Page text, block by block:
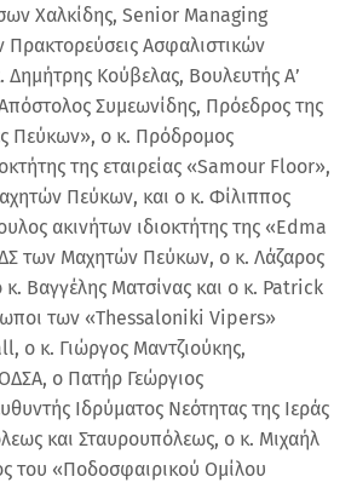
Χαλκίδης, Senior Managing
Ασφαλιστικών
Δημήτρης Κούβελας, Βουλευτής Α’
Συμεωνίδης, Πρόεδρος της
Πεύκων», ο κ. Πρόδρομος
της εταιρείας «Samour Floor»,
Πεύκων, και ο κ. Φίλιππος
ακινήτων ιδιοκτήτης της «Edma
των Μαχητών Πεύκων, ο κ. Λάζαρος
Βαγγέλης Ματσίνας και ο κ. Patrick
των «Thessaloniki Vipers»
ο κ. Γιώργος Μαντζιούκης,
ο Πατήρ Γεώργιος
Ιδρύματος Νεότητας της Ιεράς
και Σταυρουπόλεως, ο κ. Μιχαήλ
του «Ποδοσφαιρικού Ομίλου